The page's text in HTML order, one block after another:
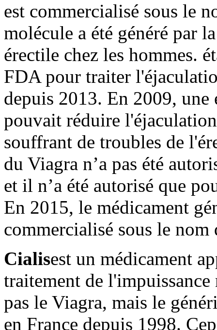
est commercialisé sous le
molécule a été généré par
érectile chez les hommes.
FDA pour traiter
depuis 2013. En 2009,
pouvait réduire
souffrant de troubles de
du Viagra n’a pas été
et il n’a été autorisé que
En 2015, le médicament
commercialisé sous le nom
Cialisest un médicament
traitement de l'impuissance
pas le Viagra, mais le
en France depuis 1998.